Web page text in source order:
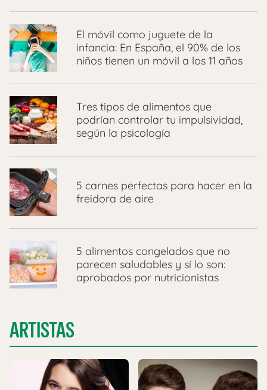
El móvil como juguete de la
infancia: En España, el 90% de los
niños tienen un móvil a los 11 años
Tres tipos de alimentos que
podrían controlar tu impulsividad,
según la psicología
5 carnes perfectas para hacer en la
freidora de aire
5 alimentos congelados que no
parecen saludables y sí lo son:
aprobados por nutricionistas
ARTISTAS